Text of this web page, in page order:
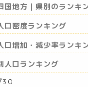
国地方｜県別のランキ
口密度ランキング
口増加・減少率ランキ
人口ランキング
3０